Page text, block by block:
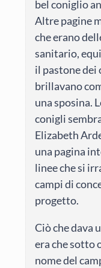
bel coniglio
Altre pagine
che erano
sanitario,
il pastone dei
brillavano
una sposina.
conigli
Elizabeth
una pagina
linee che si
campi di
progetto.
Ciò che dava
era che sotto
nome del